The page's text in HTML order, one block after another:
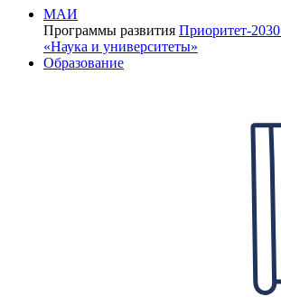
МАИ
Программы развития Приоритет-2030
«Наука и университеты»
Образование